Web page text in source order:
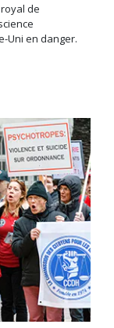
de
Uni en danger.